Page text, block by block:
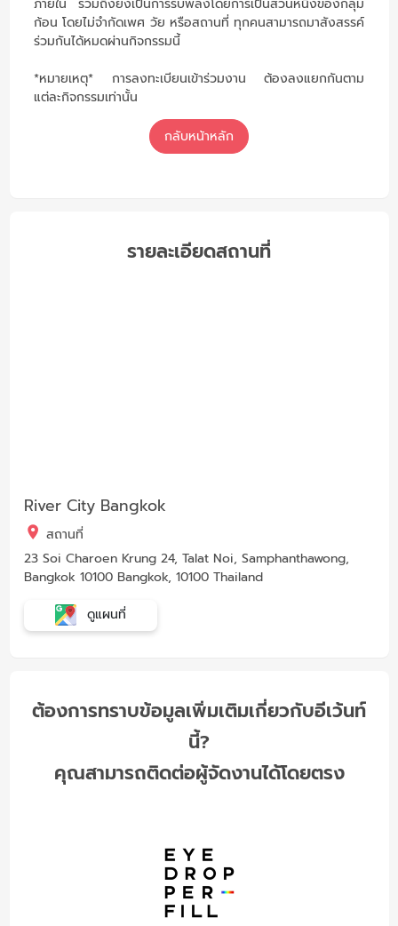
ภายใน รวมถึงยังเป็นการรับพลังโดยการเป็นส่วนหนึ่งของกลุ่ม
ก้อน โดยไม่จำกัดเพศ วัย หรือสถานที่ ทุกคนสามารถมาสังสรรค์
ร่วมกันได้หมดผ่านกิจกรรมนี้
*หมายเหตุ* การลงทะเบียนเข้าร่วมงาน ต้องลงแยกกันตาม
แต่ละกิจกรรมเท่านั้น
กลับหน้าหลัก
รายละเอียดสถานที่
River City Bangkok
สถานที่
23 Soi Charoen Krung 24, Talat Noi, Samphanthawong,
Bangkok 10100 Bangkok, 10100 Thailand
ดูแผนที่
ต้องการทราบข้อมูลเพิ่มเติมเกี่ยวกับอีเว้นท์
นี้?
คุณสามารถติดต่อผู้จัดงานได้โดยตรง